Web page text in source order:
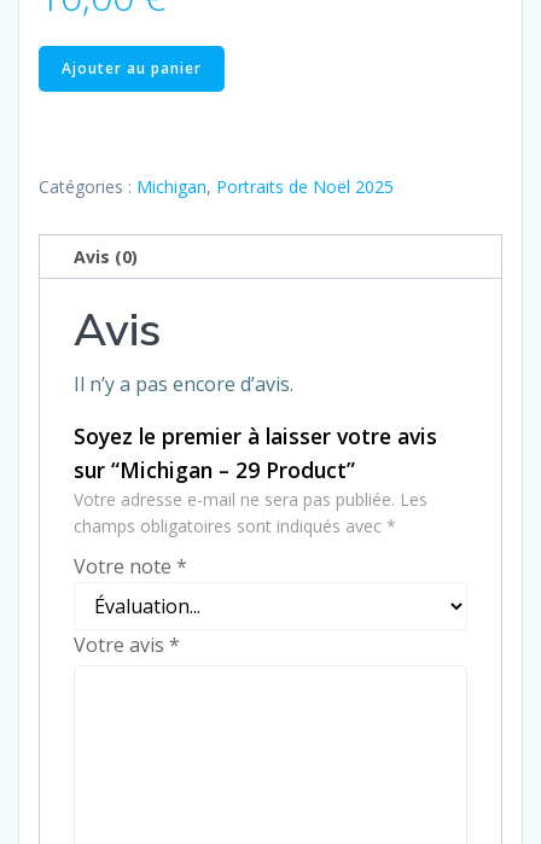
quantité
de
29
Ajouter au panier
Catégories : Michigan, Portraits de Noël 2025
Avis (0)
Avis
Il n’y a pas encore d’avis.
Soyez le premier à laisser votre avis
sur “Michigan – 29 Product”
Votre adresse e-mail ne sera pas publiée. Les
champs obligatoires sont indiqués avec *
Votre note *
Votre avis *